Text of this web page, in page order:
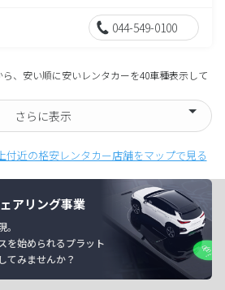
044-549-0100
、安い順に安いレンタカーを40車種表示して
さらに表示
近の格安レンタカー店舗をマップで見る
アリング事業
を始められるプラット
てみませんか？